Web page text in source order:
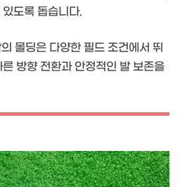
도록 돕습니다.
몰딩은 다양한 필드 조건에서 뛰
방향 전환과 안정적인 발 보존을